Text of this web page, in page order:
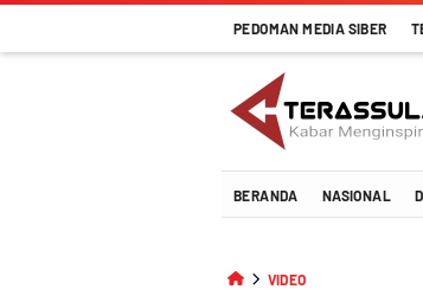
PEDOMAN MEDIA SIBER
Terassulawesi
Kabar Menginspirasi
BERANDA NASIONAL
VIDEO